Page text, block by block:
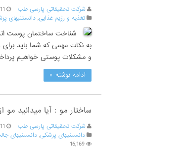
شرکت تحقیقاتی پارسی طب
تغذیه و رژیم غذایی, دانستنیهای
شناخت ساختمان پوست
به نکات مهمی که شما باید
و مشکلات پوستی خواهیم
ادامه نوشته »
ساختار مو : آیا میدانید
شرکت تحقیقاتی پارسی طب
دانستنیهای پزشکی, دانستنیهای
16,169